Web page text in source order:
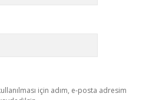
için adım, e-posta adresim